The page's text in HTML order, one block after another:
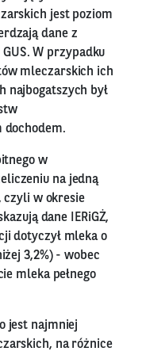
jest poziom
dane z
W przypadku
mleczarskich ich
najbogatszych był
dochodem.
w
na jedną
czyli w okresie
dane IERiGŻ,
dotyczył mleka o
3,2%) - wobec
mleka pełnego
jest najmniej
na różnice